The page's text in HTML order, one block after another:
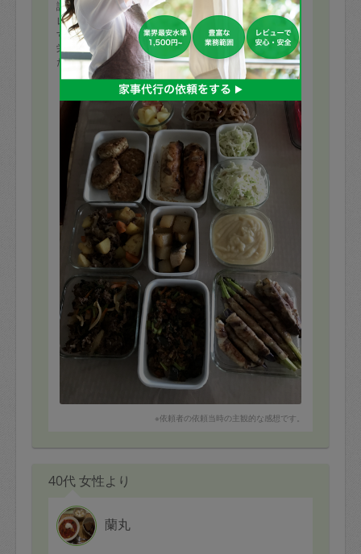
評価：
レビュー遅くなりました。産後で定期でお願いしていま
す。
栄養満点の作り置き料理を11品つくっていただきまし
た。どれも美味しかったです。ありがとうございまし
た。来週もお願いいたします。
もっと見る
※依頼者の依頼当時の主観的な感想です。
40代 女性より
蘭丸